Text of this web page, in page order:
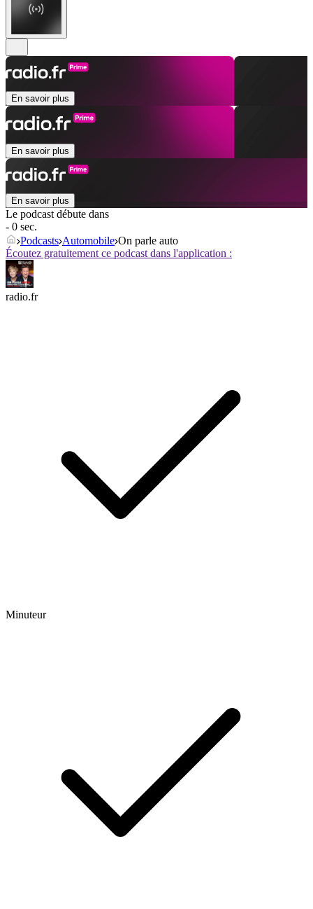
En savoir plus
En savoir plus
En savoir plus
Le podcast débute dans
- 0 sec.
Podcasts Automobile On parle auto
Écoutez gratuitement ce podcast dans l'application :
radio.fr
Minuteur